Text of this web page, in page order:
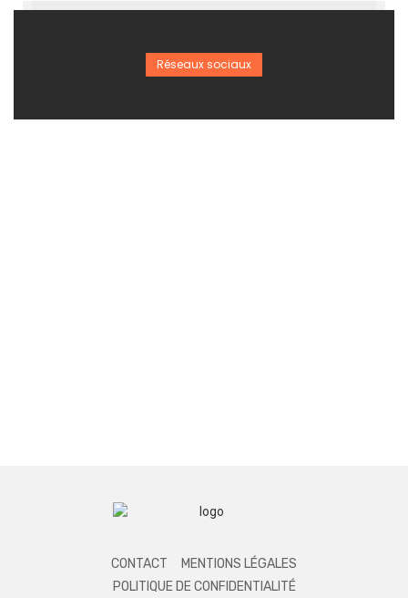
Réseaux sociaux
CONTACT
MENTIONS LÉGALES
POLITIQUE DE CONFIDENTIALITÉ